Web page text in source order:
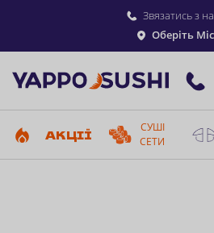
Звязатись з
Оберіть
АКЦІЇ
СУШІ
СЕТИ